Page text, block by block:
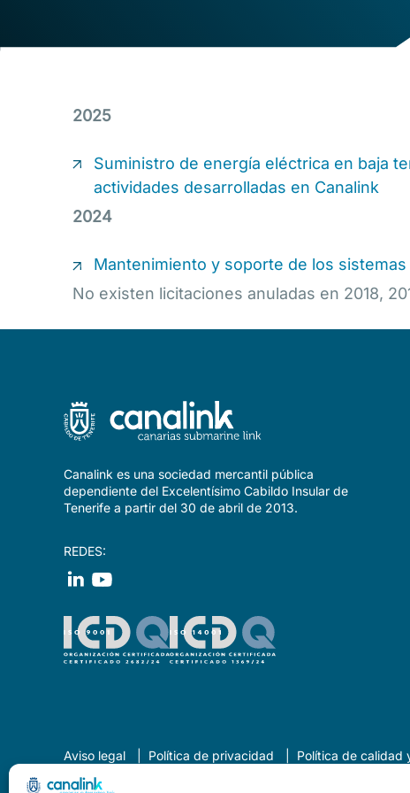
2025
Suministro de energía eléctrica en baja
actividades desarrolladas en Canalink
2024
Mantenimiento y soporte de los
No existen licitaciones anuladas en 2018,
Canalink es una sociedad mercantil pública
dependiente del Excelentísimo Cabildo Insular de
Tenerife a partir del 30 de abril de 2013.
REDES:
Aviso legal Política de privacidad Política de calidad
Declaración de Accesibilidad